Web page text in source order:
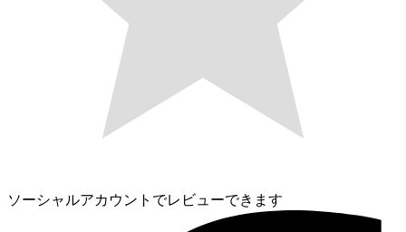
ソーシャルアカウントでレビューできます